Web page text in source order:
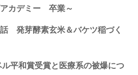
カデミー 卒業～
発芽酵素玄米＆バケツ稲づく
平和賞受賞と医療系の被爆につ